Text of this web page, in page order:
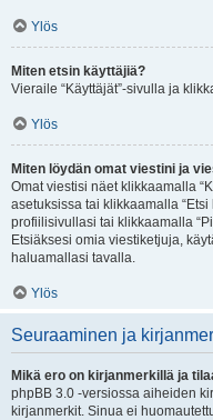
Ylös
Miten etsin käyttäjiä?
Vieraile “Käyttäjät”-sivulla ja
Ylös
Miten löydän omat viestini ja
Omat viestisi näet klikkaamalla
asetuksissa tai klikkaamalla
profiilisivullasi tai klikkaamalla
Etsiäksesi omia viestiketjuja,
haluamallasi tavalla.
Ylös
Seuraaminen ja
Mikä ero on kirjanmerkillä ja
phpBB 3.0 -versiossa aiheiden
kirjanmerkit. Sinua ei